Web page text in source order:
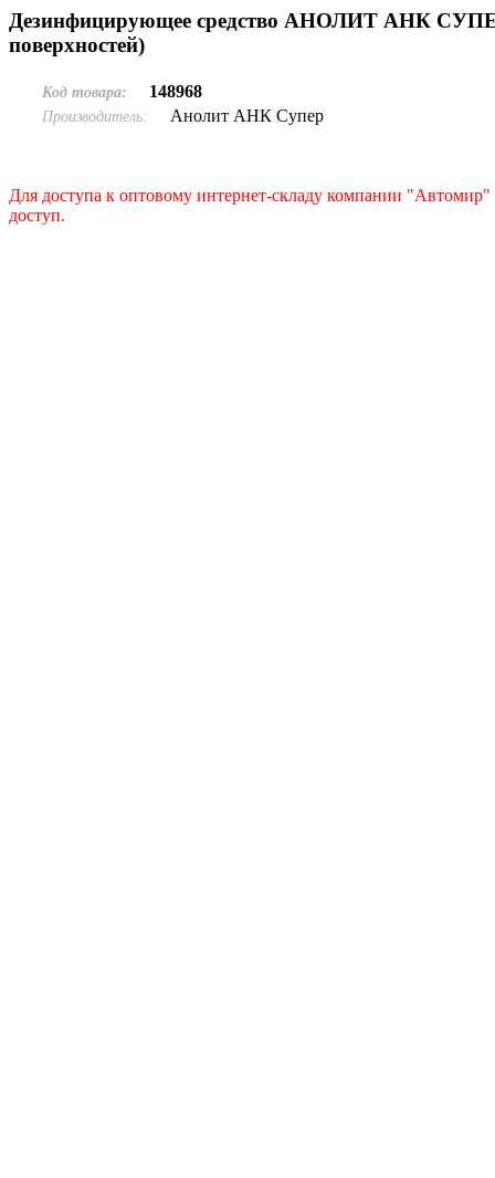
Дезинфицирующее средство АНОЛИТ АНК
поверхностей)
Код товара: 148968
Производитель: Анолит АНК Супер
Для доступа к оптовому интернет-складу компании "Автомир"
доступ.